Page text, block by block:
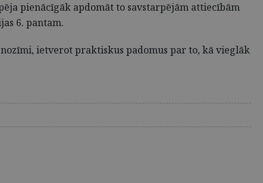
pienācīgāk apdomāt to savstarpējām attiecībām
6. pantam.
ietverot praktiskus padomus par to, kā vieglāk